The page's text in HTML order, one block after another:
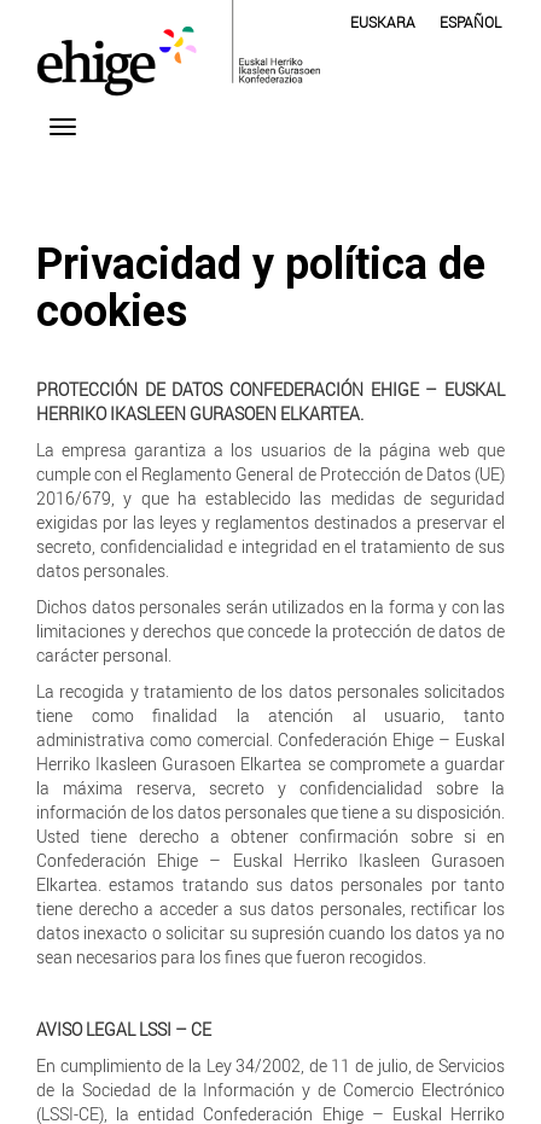
EUSKARA ESPAÑOL
Privacidad y política de
cookies
PROTECCIÓN DE DATOS CONFEDERACIÓN EHIGE – EUSKAL
HERRIKO IKASLEEN GURASOEN ELKARTEA.
La empresa garantiza a los usuarios de la página web que
cumple con el Reglamento General de Protección de Datos (UE)
2016/679, y que ha establecido las medidas de seguridad
exigidas por las leyes y reglamentos destinados a preservar el
secreto, confidencialidad e integridad en el tratamiento de sus
datos personales.
Dichos datos personales serán utilizados en la forma y con las
limitaciones y derechos que concede la protección de datos de
carácter personal.
La recogida y tratamiento de los datos personales solicitados
tiene como finalidad la atención al usuario, tanto
administrativa como comercial. Confederación Ehige – Euskal
Herriko Ikasleen Gurasoen Elkartea se compromete a guardar
la máxima reserva, secreto y confidencialidad sobre la
información de los datos personales que tiene a su disposición.
Usted tiene derecho a obtener confirmación sobre si en
Confederación Ehige – Euskal Herriko Ikasleen Gurasoen
Elkartea. estamos tratando sus datos personales por tanto
tiene derecho a acceder a sus datos personales, rectificar los
datos inexacto o solicitar su supresión cuando los datos ya no
sean necesarios para los fines que fueron recogidos.
AVISO LEGAL LSSI – CE
En cumplimiento de la Ley 34/2002, de 11 de julio, de Servicios
de la Sociedad de la Información y de Comercio Electrónico
(LSSI-CE), la entidad Confederación Ehige – Euskal Herriko